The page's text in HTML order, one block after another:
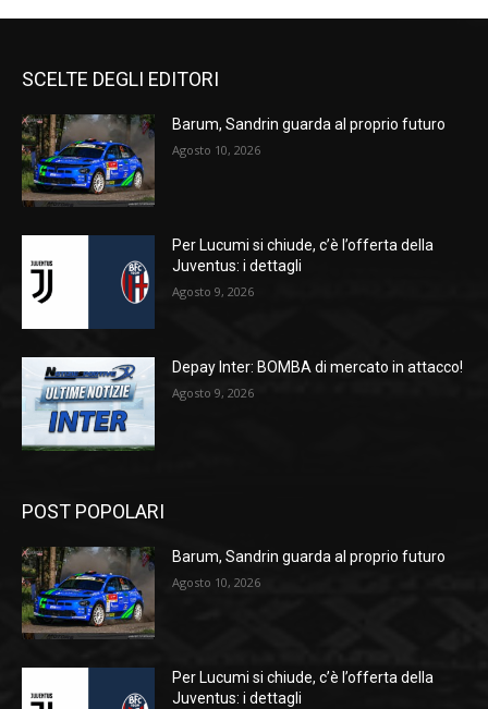
SCELTE DEGLI EDITORI
Barum, Sandrin guarda al proprio futuro
Agosto 10, 2026
Per Lucumi si chiude, c’è l’offerta della
Juventus: i dettagli
Agosto 9, 2026
Depay Inter: BOMBA di mercato in attacco!
Agosto 9, 2026
POST POPOLARI
Barum, Sandrin guarda al proprio futuro
Agosto 10, 2026
Per Lucumi si chiude, c’è l’offerta della
Juventus: i dettagli